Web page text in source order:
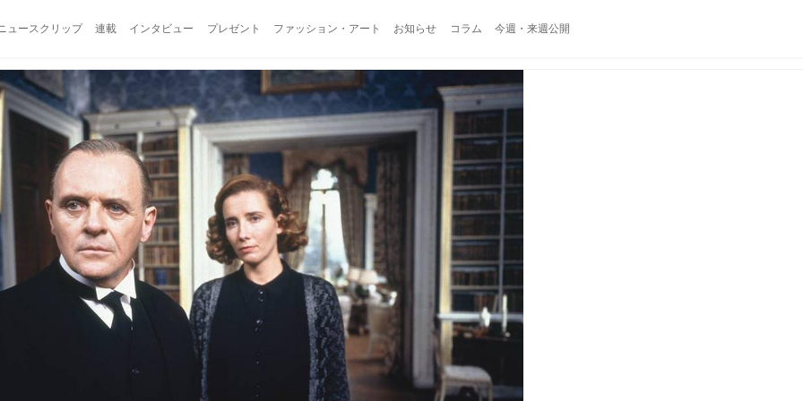
ュースクリップ 連載 インタビュー プレゼント ファッション・アート お知らせ コラム 今週・来週公開